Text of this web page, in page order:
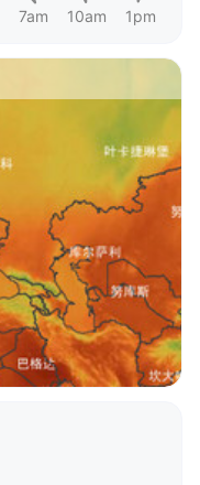
7am 10am 1pm